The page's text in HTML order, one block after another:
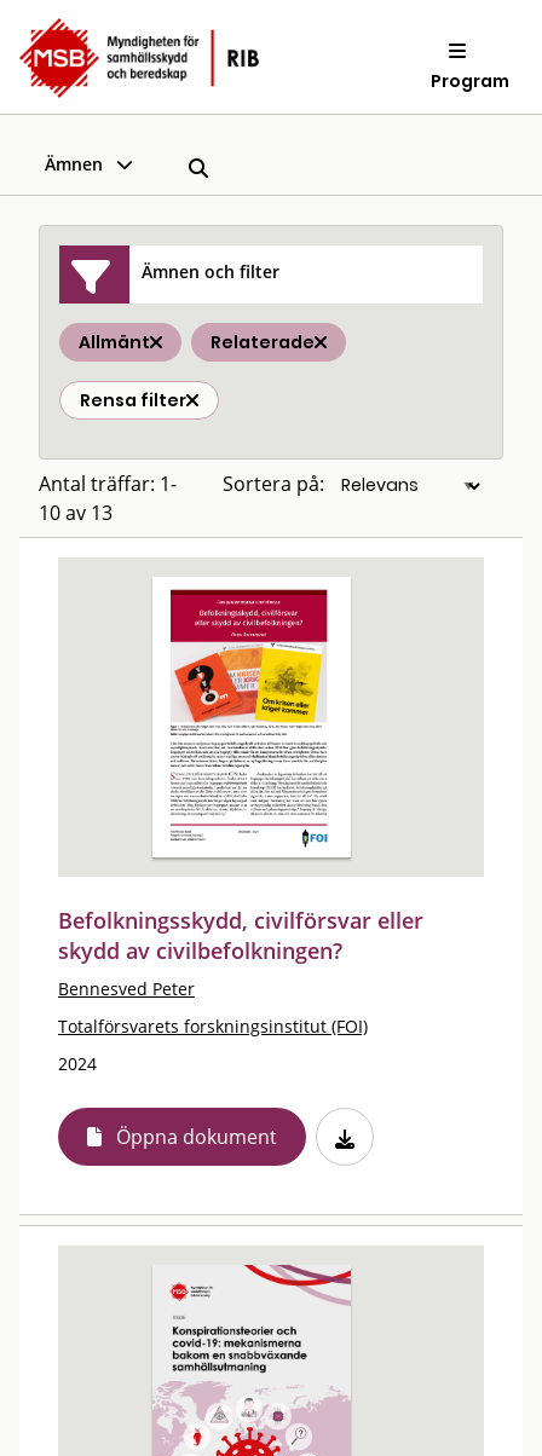
Program
Ämnen
Ämnen och filter
Allmänt Relaterade
Rensa filter
Antal träffar: 1-
10 av 13
Sortera på:
Befolkningsskydd, civilförsvar eller
skydd av civilbefolkningen?
Bennesved Peter
Totalförsvarets forskningsinstitut (FOI)
2024
Öppna dokument